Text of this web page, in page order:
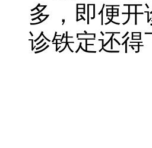
多，即便
诊铁定还得